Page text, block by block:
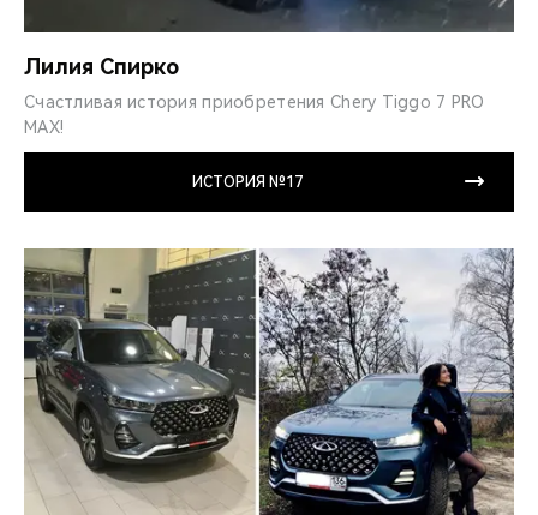
Лилия Спирко
Счастливая история приобретения Chery Tiggo 7 PRO
MAX!
ИСТОРИЯ №17